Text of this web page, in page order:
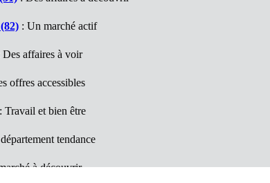
: Un marché actif
Des affaires à voir
offres accessibles
: Travail et bien être
tendance
à découvrir